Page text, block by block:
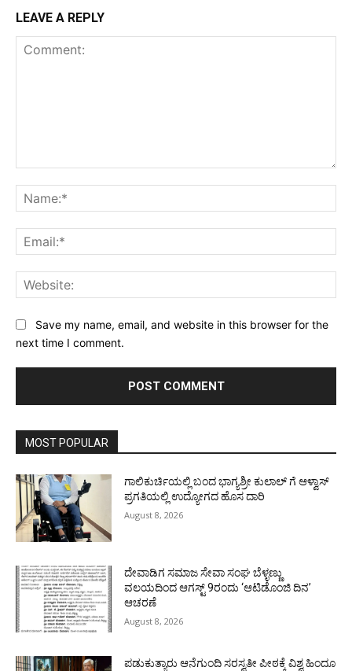
LEAVE A REPLY
Save my name, email, and website in this browser for the
next time I comment.
MOST POPULAR
ಗಾಲಿಕುರ್ಚಿಯಲ್ಲಿ ಬಂದ ಭಾಗ್ಯಶ್ರೀ ಕುಲಾಲ್ ಗೆ ಆಳ್ವಾಸ್
ಪ್ರಗತಿಯಲ್ಲಿ ಉದ್ಯೋಗದ ಹೊಸ ದಾರಿ
August 8, 2026
ದೇವಾಡಿಗ ಸಮಾಜ ಸೇವಾ ಸಂಘ ಬೆಳ್ಳಣ್ಣು
ವಲಯದಿಂದ ಆಗಸ್ಟ್ 9ರಂದು ‘ಆಟಿಡೊಂಜಿ ದಿನ’
ಆಚರಣೆ
August 8, 2026
ಪಡುಕುತ್ಯಾರು ಆನೆಗುಂದಿ ಸರಸ್ವತೀ ಪೀಠಕ್ಕೆ ವಿಶ್ವ ಹಿಂದೂ